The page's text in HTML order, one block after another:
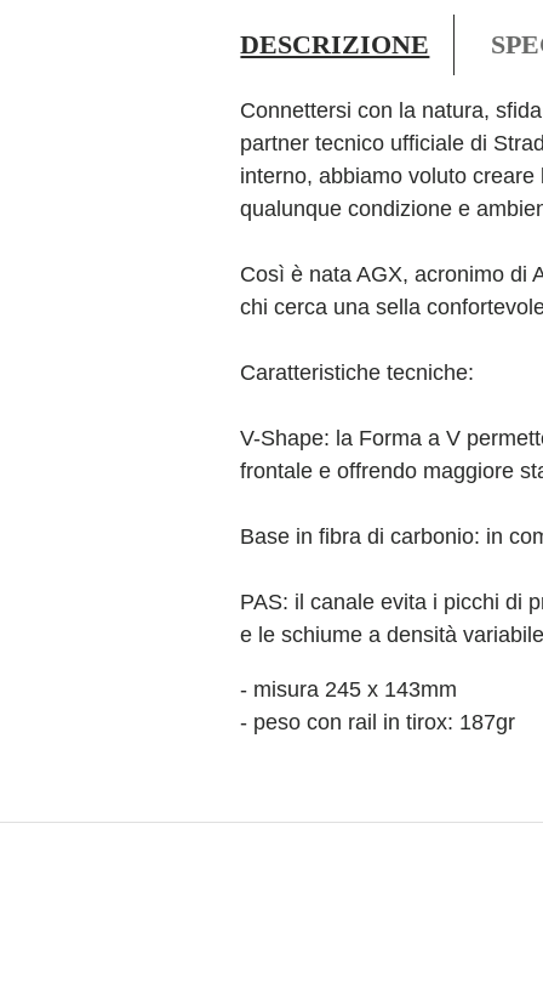
DESCRIZIONE
Connettersi con la natura,
partner tecnico ufficiale di
interno, abbiamo voluto
qualunque condizione e
Così è nata AGX, acronimo di
chi cerca una sella
Caratteristiche tecniche:
V-Shape: la Forma a V
frontale e offrendo maggiore
Base in fibra di carbonio: in
PAS: il canale evita i picchi di
e le schiume a densità
- misura 245 x 143mm
- peso con rail in tirox: 187gr